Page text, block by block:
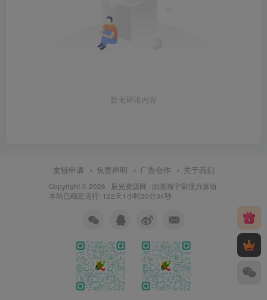
暂无评论内容
友链申请 免责声明 广告合作 关于我们
Copyright © 2026 · 辰光资源网 · 由浩瀚宇宙强力驱动.
本站已稳定运行: 122天1小时30分35秒